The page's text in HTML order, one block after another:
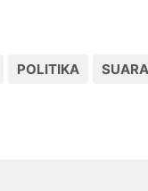
POLITIKA